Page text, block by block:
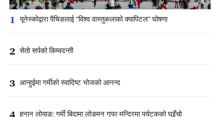
1 यूनेस्कोद्वारा पैचिङलाई “विश्व वास्तुकलाको क्यापिटल” घोषणा
2 सेतो सर्पको किम्वदन्ती
3 आन्हुईमा गर्मीको स्वादिष्ट भोजको आनन्द
4 हनान लोयाङ: गर्मी बिदामा लोङमन गुफा मन्दिरमा पर्यटकको घुइँचो